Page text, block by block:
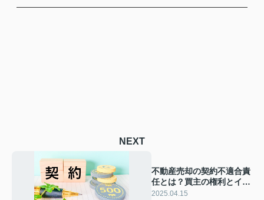
NEXT
不動産売却の契約不適合責
任とは？買主の権利とイン
スペクションを解説
2025.04.15